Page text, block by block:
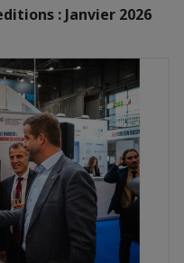
: Janvier 2026